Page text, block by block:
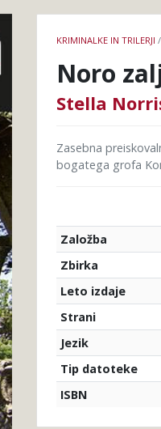
knjige
KRIMINALKE IN TRILERJI /
Noro
Stella
Zasebna
bogatega grofa
Založba
Zbirka
Leto izdaje
Strani
Jezik
Tip datoteke
ISBN